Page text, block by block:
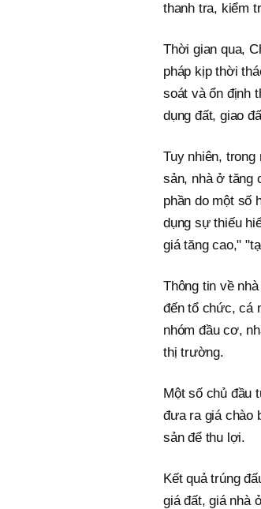
thanh tra, kiểm
Thời gian qua,
pháp kịp thời
soát và ổn định
dụng đất, giao
Tuy nhiên,
sản, nhà ở tăng
phần do một số
dụng sự thiếu
giá tăng cao,"
Thông tin về
đến tổ chức, cá
nhóm đầu cơ,
thị trường.
Một số chủ đầu
đưa ra giá chào
sản để thu lợi.
Kết quả trúng
giá đất, giá nhà